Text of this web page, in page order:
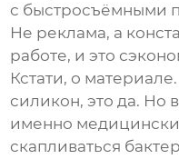
с быстросъёмными
Не реклама, а
работе, и это
Кстати, о
силикон, это да. Но
именно
скапливаться